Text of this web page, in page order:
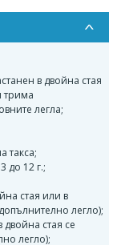
в двойна стая
трима
легла;
такса;
до 12 г.;
стая или в
легло);
двойна стая се
легло);